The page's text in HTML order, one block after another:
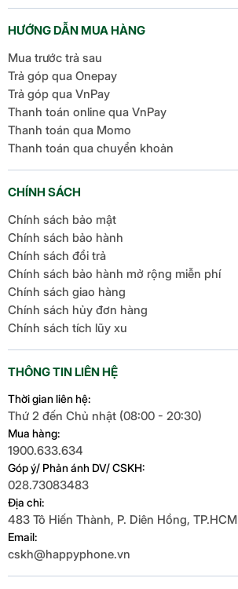
HƯỚNG DẪN MUA HÀNG
Mua trước trả sau
Trả góp qua Onepay
Trả góp qua VnPay
Thanh toán online qua VnPay
Thanh toán qua Momo
Thanh toán qua chuyển khoản
CHÍNH SÁCH
Chính sách bảo mật
Chính sách bảo hành
Chính sách đổi trả
Chính sách bảo hành mở rộng miễn phí
Chính sách giao hàng
Chính sách hủy đơn hàng
Chính sách tích lũy xu
THÔNG TIN LIÊN HỆ
Thời gian liên hệ:
Thứ 2 đến Chủ nhật (08:00 - 20:30)
Mua hàng:
1900.633.634
Góp ý/ Phản ánh DV/ CSKH:
028.73083483
Địa chỉ:
483 Tô Hiến Thành, P. Diên Hồng, TP.HCM
Email:
cskh@happyphone.vn